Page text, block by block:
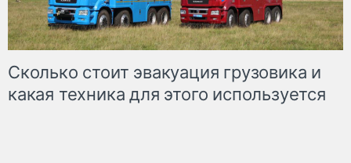
Сколько стоит эвакуация грузовика и
какая техника для этого используется